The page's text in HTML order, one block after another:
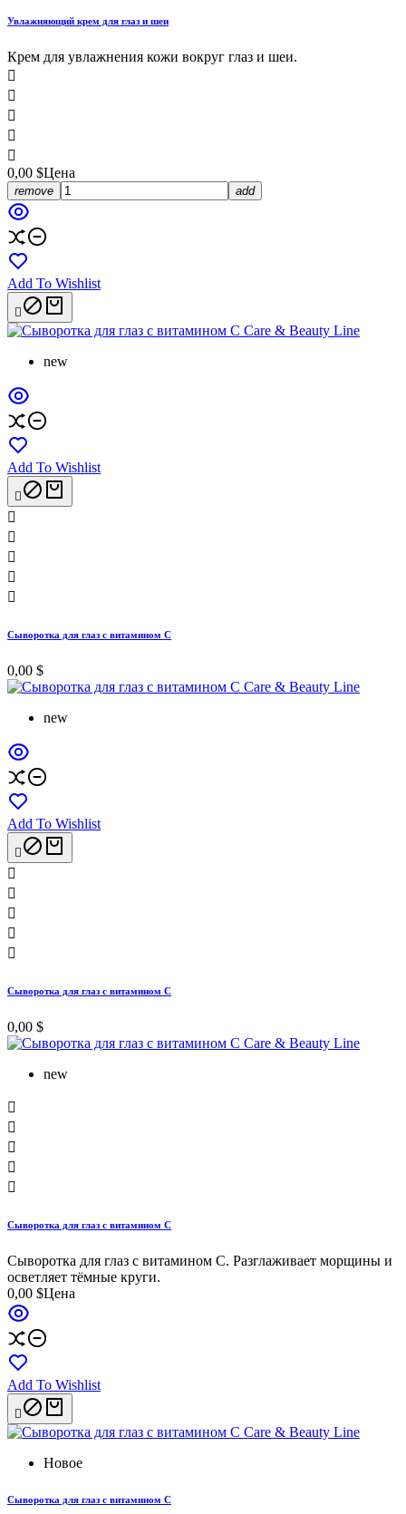
Увлажняющий крем для глаз и шеи
Крем для увлажнения кожи вокруг глаз и шеи.





0,00 $Цена
remove add
Add To Wishlist

new
Add To Wishlist






Сыворотка для глаз с витамином C
0,00 $
new
Add To Wishlist






Сыворотка для глаз с витамином C
0,00 $
new





Сыворотка для глаз с витамином C
Сыворотка для глаз с витамином C. Разглаживает морщины и
осветляет тёмные круги.
0,00 $Цена
Add To Wishlist

Новое
Сыворотка для глаз с витамином C